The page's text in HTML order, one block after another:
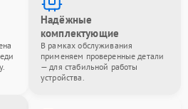
Надёжные
комплектующие
В рамках обслуживания
применяем проверенные детали
— для стабильной работы
устройства.